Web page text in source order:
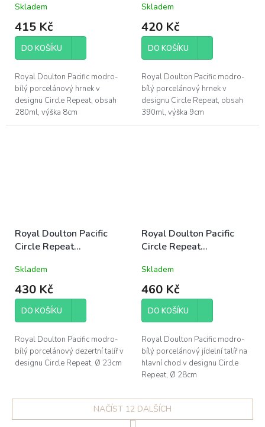
280ml modro-bílý letní
mořský
Skladem
415 Kč
DO KOŠÍKU
Royal Doulton Pacific modro-
bílý porcelánový hrnek v
designu Circle Repeat, obsah
280ml, výška 8cm
390ml modro-bílý letní
mořský
Skladem
420 Kč
DO KOŠÍKU
Royal Doulton Pacific modro-
bílý porcelánový hrnek v
designu Circle Repeat, obsah
390ml, výška 9cm
Royal Doulton Pacific
Circle Repeat
dezertní 23cm modro-
bílý letní mořský
Skladem
430 Kč
DO KOŠÍKU
Royal Doulton Pacific modro-
bílý porcelánový dezertní talíř v
designu Circle Repeat, Ø 23cm
Royal Doulton Pacific
Circle Repeat
28cm modro-bílý letní
mořský
Skladem
460 Kč
DO KOŠÍKU
Royal Doulton Pacific modro-
bílý porcelánový jídelní talíř na
hlavní chod v designu Circle
Repeat, Ø 28cm
NAČÍST 12 DALŠÍCH
S